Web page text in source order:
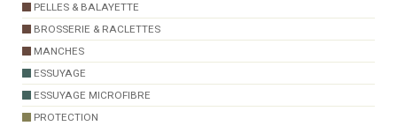
PELLES & BALAYETTE
BROSSERIE & RACLETTES
MANCHES
ESSUYAGE
ESSUYAGE MICROFIBRE
PROTECTION